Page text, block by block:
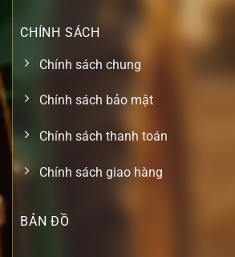
CHÍNH SÁCH
Chính sách chung
Chính sách bảo mật
Chính sách thanh toán
Chính sách giao hàng
BẢN ĐỒ